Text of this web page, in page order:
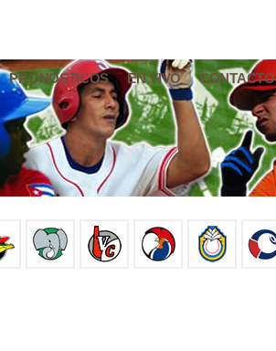
PRONÓSTICOS EN VIVO CONTACTO